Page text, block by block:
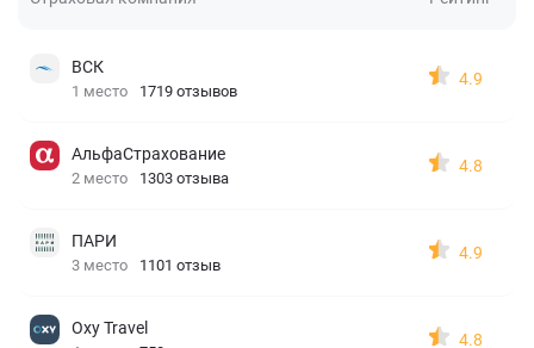
ВСК
1 место 1719 отзывов
4.9
АльфаСтрахование
2 место 1303 отзыва
4.8
ПАРИ
3 место 1101 отзыв
4.9
Oxy Travel
4.8